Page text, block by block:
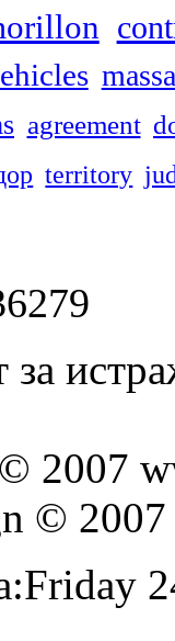
agreement
territory
2007
©